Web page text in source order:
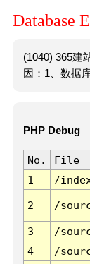
Database
(1040) 365建
因：1、数据
PHP Debug
No. File
1
/
2 /
3 /
4
/